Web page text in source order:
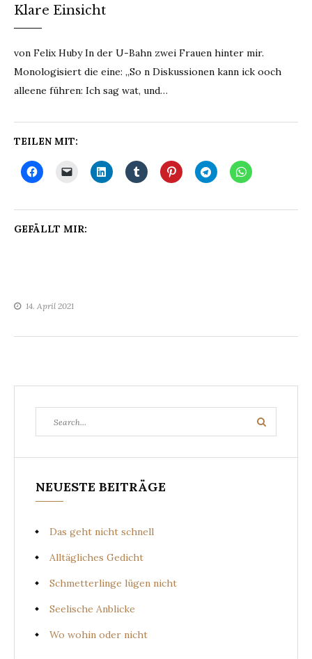
Klare Einsicht
von Felix Huby In der U-Bahn zwei Frauen hinter mir.
Monologisiert die eine: „So n Diskussionen kann ick ooch
alleene führen: Ich sag wat, und…
TEILEN MIT:
GEFÄLLT MIR:
14. April 2021
for:
Search
NEUESTE BEITRÄGE
Das geht nicht schnell
Alltägliches Gedicht
Schmetterlinge lügen nicht
Seelische Anblicke
Wo wohin oder nicht